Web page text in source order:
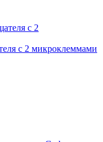
с 2 микроклеммами